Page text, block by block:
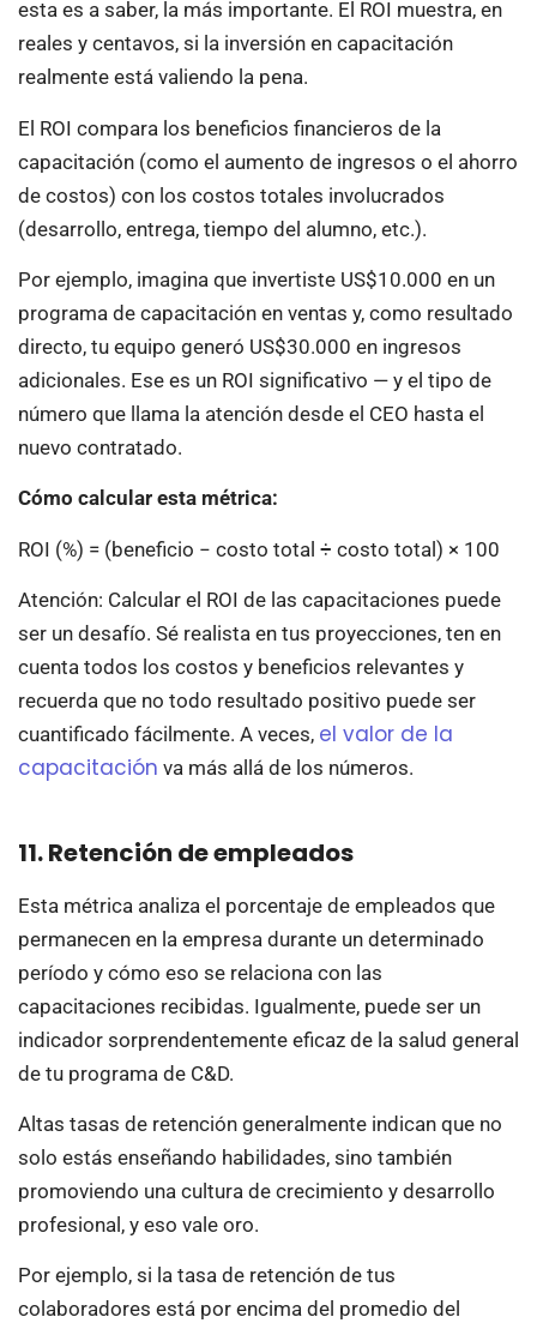
esta es a saber, la más importante. El ROI muestra, en
reales y centavos, si la inversión en capacitación
realmente está valiendo la pena.
El ROI compara los beneficios financieros de la
capacitación (como el aumento de ingresos o el ahorro
de costos) con los costos totales involucrados
(desarrollo, entrega, tiempo del alumno, etc.).
Por ejemplo, imagina que invertiste US$10.000 en un
programa de capacitación en ventas y, como resultado
directo, tu equipo generó US$30.000 en ingresos
adicionales. Ese es un ROI significativo — y el tipo de
número que llama la atención desde el CEO hasta el
nuevo contratado.
Cómo calcular esta métrica:
ROI (%) = (beneficio − costo total ÷ costo total) × 100
Atención: Calcular el ROI de las capacitaciones puede
ser un desafío. Sé realista en tus proyecciones, ten en
cuenta todos los costos y beneficios relevantes y
recuerda que no todo resultado positivo puede ser
cuantificado fácilmente. A veces, el valor de la
capacitación va más allá de los números.
11. Retención de empleados
Esta métrica analiza el porcentaje de empleados que
permanecen en la empresa durante un determinado
período y cómo eso se relaciona con las
capacitaciones recibidas. Igualmente, puede ser un
indicador sorprendentemente eficaz de la salud general
de tu programa de C&D.
Altas tasas de retención generalmente indican que no
solo estás enseñando habilidades, sino también
promoviendo una cultura de crecimiento y desarrollo
profesional, y eso vale oro.
Por ejemplo, si la tasa de retención de tus
colaboradores está por encima del promedio del